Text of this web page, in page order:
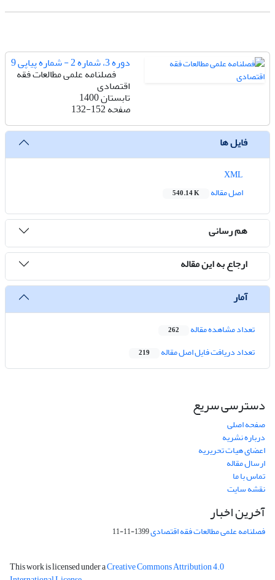
دوره 3، شماره 2 - شماره پیاپی 9
فصلنامه علمی مطالعات فقه
اقتصادی
تابستان 1400
صفحه132-152
فایل ها
اصل مقاله
540.14 K
هم رسانی
ارجاع به این مقاله
آمار
تعداد مشاهده مقاله 262
تعداد دریافت فایل اصل مقاله 219
دسترسی سریع
صفحه اصلی
درباره نشریه
اعضای هیات تحریریه
ارسال مقاله
تماس با ما
نقشه سایت
آخرین اخبار
فصلنامه علمی مطالعات فقه اقتصادی1399-11-11
This work is licensed under aCreative Commons Attribution 4.0